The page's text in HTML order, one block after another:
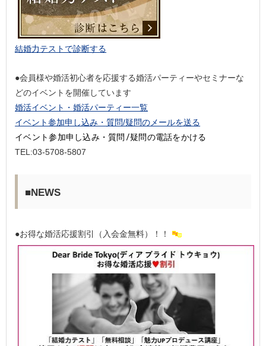
結婚力テストで診断する
●会員様や婚活初心者を応援する婚活パーティーやセミナーな
どのイベントを開催しています
婚活イベント・婚活パーティー一覧
イベント参加申し込み・質問/疑問のメールを送る
イベント参加申し込み・質問/疑問の電話をかける
TEL:03-5708-5807
■NEWS
●お得な婚活応援割引（入会金無料）！！